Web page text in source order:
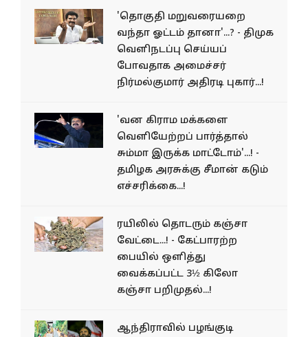
'தொகுதி மறுவரையறை
வந்தா ஓட்டம் தானா'...? - திமுக
வெளிநடப்பு செய்யப்
போவதாக அமைச்சர்
நிர்மல்குமார் அதிரடி புகார்...!
'வன கிராம மக்களை
வெளியேற்றப் பார்த்தால்
சும்மா இருக்க மாட்டோம்'...! -
தமிழக அரசுக்கு சீமான் கடும்
எச்சரிக்கை...!
ரயிலில் தொடரும் கஞ்சா
வேட்டை...! - கேட்பாரற்ற
பையில் ஒளித்து
வைக்கப்பட்ட 3½ கிலோ
கஞ்சா பறிமுதல்...!
ஆந்திராவில் பழங்​குடி​